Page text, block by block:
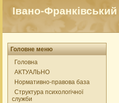
Івано-
Головне меню
Головна
АКТУАЛЬНО
Нормативно-правова база
Структура психологічної
служби